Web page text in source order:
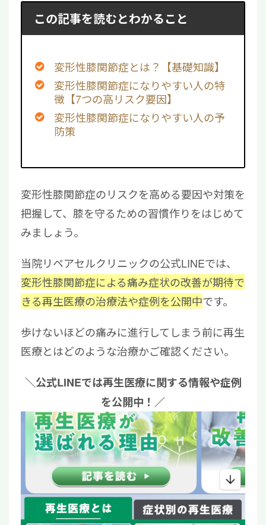
この記事を読むとわかること
変形性膝関節症とは？【基礎知識】
変形性膝関節症になりやすい人の特
徴【7つの高リスク要因】
変形性膝関節症になりやすい人の予
防策
変形性膝関節症のリスクを高める要因や対策を
把握して、膝を守るための習慣作りをはじめて
みましょう。
当院リペアセルクリニックの公式LINEでは、
変形性膝関節症による痛み症状の改善が期待で
きる再生医療の治療法や症例を公開中です。
歩けないほどの痛みに進行してしまう前に再生
医療とはどのような治療かご確認ください。
＼公式LINEでは再生医療に関する情報や症例
を公開中！／